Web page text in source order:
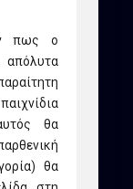
πως ο
θα
θα